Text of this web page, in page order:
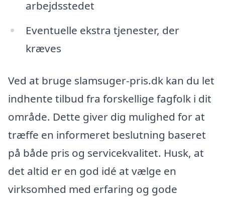
arbejdsstedet
Eventuelle ekstra tjenester, der
kræves
Ved at bruge slamsuger-pris.dk kan du let
indhente tilbud fra forskellige fagfolk i dit
område. Dette giver dig mulighed for at
træffe en informeret beslutning baseret
på både pris og servicekvalitet. Husk, at
det altid er en god idé at vælge en
virksomhed med erfaring og gode